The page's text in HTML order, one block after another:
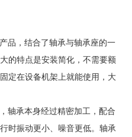
品，结合了轴承与轴承座的一
的特点是安装简化，不需要额
定在设备机架上就能使用，大
轴承本身经过精密加工，配合
时振动更小、噪音更低。轴承